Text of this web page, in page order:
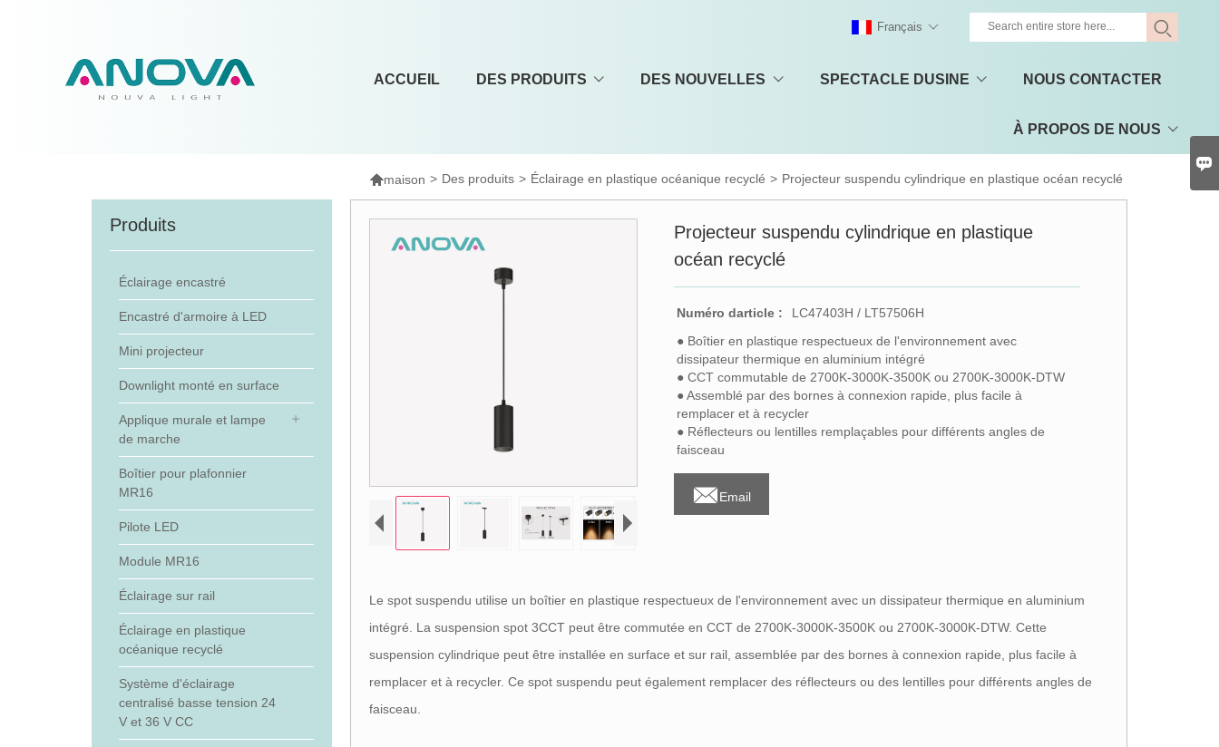
ACCUEIL DES PRODUITS DES NOUVELLES SPECTACLE DUSINE NOUS CONTACTER
À PROPOS DE NOUS
Français
maison > Des produits > Éclairage en plastique océanique recyclé > Projecteur suspendu cylindrique en plastique océan recyclé
Produits
Éclairage encastré
Encastré d'armoire à LED
Mini projecteur
Downlight monté en surface
Applique murale et lampe
de marche
Boîtier pour plafonnier
MR16
Pilote LED
Module MR16
Éclairage sur rail
Éclairage en plastique
océanique recyclé
Système d'éclairage
centralisé basse tension 24
V et 36 V CC
Projecteur suspendu cylindrique en plastique
océan recyclé
Numéro darticle :
LC47403H / LT57506H
● Boîtier en plastique respectueux de l'environnement avec
dissipateur thermique en aluminium intégré
● CCT commutable de 2700K-3000K-3500K ou 2700K-3000K-DTW
● Assemblé par des bornes à connexion rapide, plus facile à
remplacer et à recycler
● Réflecteurs ou lentilles remplaçables pour différents angles de
faisceau
Email
Le spot suspendu utilise un boîtier en plastique respectueux de l'environnement avec un dissipateur thermique en aluminium
intégré. La suspension spot 3CCT peut être commutée en CCT de 2700K-3000K-3500K ou 2700K-3000K-DTW. Cette
suspension cylindrique peut être installée en surface et sur rail, assemblée par des bornes à connexion rapide, plus facile à
remplacer et à recycler. Ce spot suspendu peut également remplacer des réflecteurs ou des lentilles pour différents angles de
faisceau.
